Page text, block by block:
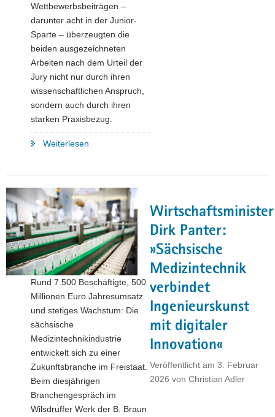
Wettbewerbsbeiträgen –
darunter acht in der Junior-
Sparte – überzeugten die
beiden ausgezeichneten
Arbeiten nach dem Urteil der
Jury nicht nur durch ihren
wissenschaftlichen Anspruch,
sondern auch durch ihren
starken Praxisbezug.
Weiterlesen
für
Asthmatiker:
SMWA
zeichnet
Vorhaben
junger
Forscher
aus"
Wirtschaftsminister
Dirk Panter:
»Sächsische
Medizintechnik
verbindet
Ingenieurskunst
mit digitaler
Innovation«
Veröffentlicht am 3. Februar
2026 von Christian Adler
Rund 7.500 Beschäftigte, 500
Millionen Euro Jahresumsatz
und stetiges Wachstum: Die
sächsische
Medizintechnikindustrie
entwickelt sich zu einer
Zukunftsbranche im Freistaat.
Beim diesjährigen
Branchengespräch im
Wilsdruffer Werk der B. Braun